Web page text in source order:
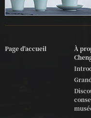
Page d'accueil
À